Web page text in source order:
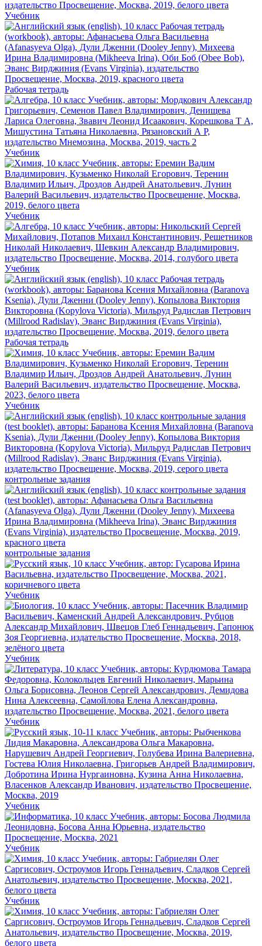
Учебник
Рабочая тетрадь
Учебник
Учебник
Учебник
Рабочая тетрадь
Учебник
контрольные задания
контрольные задания
Учебник
Учебник
Учебник
Учебник
Учебник
Учебник